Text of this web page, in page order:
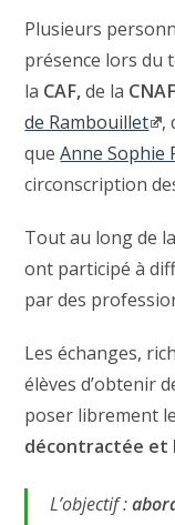
Plusieurs
présence lors du
la CAF,de la
de Rambouillet ,
queAnne Sophie
circonscription
Tout au long de
ont participé à
par des
Les échanges,
élèves d’obtenir
poser librement
décontractée et
L’objectif :